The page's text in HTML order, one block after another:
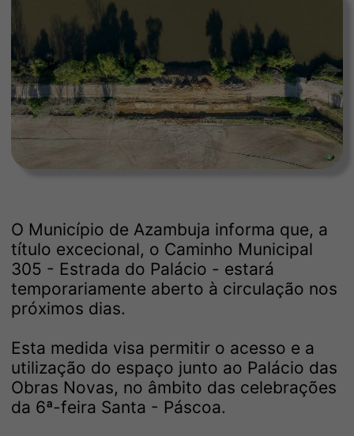
O Município de Azambuja informa que, a
título excecional, o Caminho Municipal
305 - Estrada do Palácio - estará
temporariamente aberto à circulação nos
próximos dias.
Esta medida visa permitir o acesso e a
utilização do espaço junto ao Palácio das
Obras Novas, no âmbito das celebrações
da 6ª-feira Santa - Páscoa.